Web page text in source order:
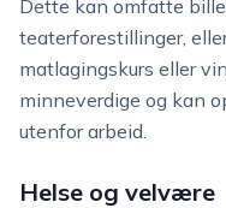
Dette kan omfatte
teaterforestillinger,
matlagingskurs eller
minneverdige og kan
utenfor arbeid.
Helse og velvære